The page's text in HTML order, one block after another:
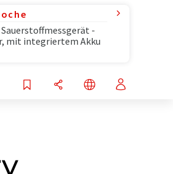
-
mit integriertem Akku